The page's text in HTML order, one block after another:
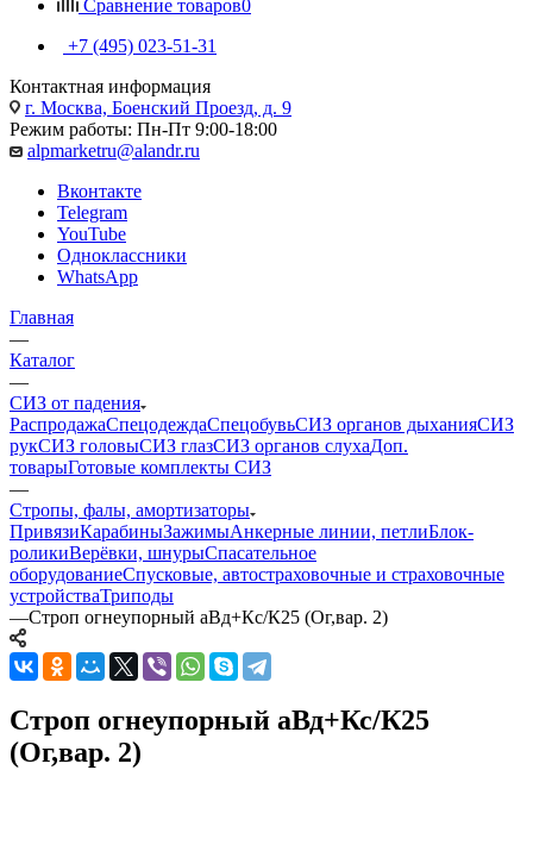
Сравнение товаров0
+7 (495) 023-51-31
Контактная информация
г. Москва, Боенский Проезд, д. 9
Режим работы: Пн-Пт 9:00-18:00
alpmarketru@alandr.ru
Вконтакте
Telegram
YouTube
Одноклассники
WhatsApp
Главная
—
Каталог
—
СИЗ от падения
РаспродажаСпецодеждаСпецобувьСИЗ органов дыханияСИЗ
рукСИЗ головыСИЗ глазСИЗ органов слухаДоп.
товарыГотовые комплекты СИЗ
—
Стропы, фалы, амортизаторы
ПривязиКарабиныЗажимыАнкерные линии, петлиБлок-
роликиВерёвки, шнурыСпасательное
оборудованиеСпусковые, автостраховочные и страховочные
устройстваТриподы
—Строп огнеупорный аВд+Кс/К25 (Ог,вар. 2)
Строп огнеупорный аВд+Кс/К25
(Ог,вар. 2)